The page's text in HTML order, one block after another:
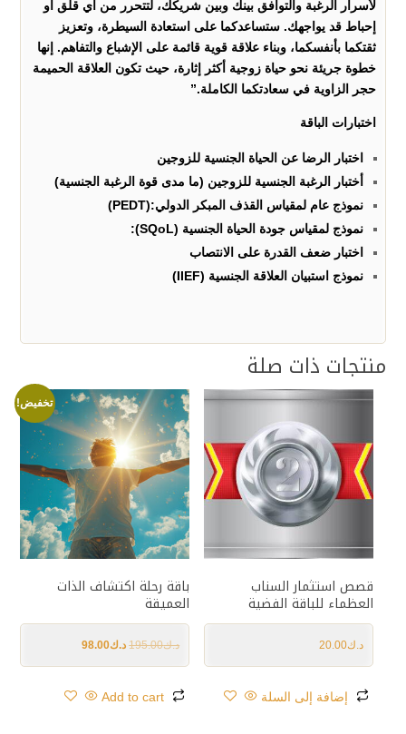
لأسرار الرغبة والتوافق بينك وبين شريكك، لتتحرر من أي قلق أو
إحباط قد يواجهك. ستساعدكما على استعادة السيطرة، وتعزيز
ثقتكما بأنفسكما، وبناء علاقة قوية قائمة على الإشباع والتفاهم. إنها
خطوة جريئة نحو حياة زوجية أكثر إثارة، حيث تكون العلاقة الحميمة
حجر الزاوية في سعادتكما الكاملة.”
اختبارات الباقة
اختبار الرضا عن الحياة الجنسية للزوجين
أختبار الرغبة الجنسية للزوجين (ما مدى قوة الرغبة الجنسية)‏
نموذج عام لمقياس القذف المبكر الدولي‎ (PEDT):‎
نموذج لمقياس جودة الحياة الجنسية (‏SQoL‏):‏
اختبار ضعف القدرة على الانتصاب
نموذج استبيان العلاقة الجنسية (‏IIEF)‎
منتجات ذات صلة
قصص استثمار السناب
العظماء للباقة الفضية
د.ك20.00
إضافة إلى السلة
تخفيض!
باقة رحلة اكتشاف الذات
العميقة
د.ك195.00 د.ك98.00
Add to cart